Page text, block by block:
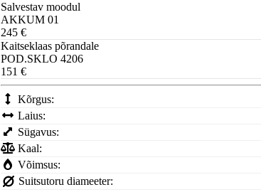
Salvestav moodul
AKKUM 01
245 €
Kaitseklaas põrandale
POD.SKLO 4206
151 €
Kõrgus:
Laius:
Sügavus:
Kaal:
Võimsus:
Suitsutoru diameeter: